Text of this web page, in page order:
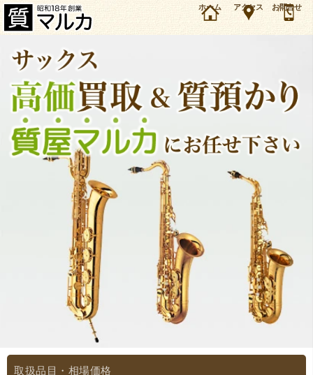
大阪・千里中央のお客様よりヤマハ アルトサックス YAS-875EX 旧タイプを16万円で買取・質
預かりしました。ヤマハ サックスの買取＆質預かり・質入れは大阪・豊中の質屋マルカにお任
せ下さい。（2022年5月時点の価格です）
ホーム アクセス お問合せ